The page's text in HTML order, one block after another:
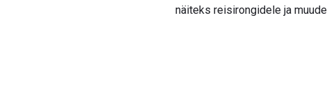
näiteks reisirongidele ja